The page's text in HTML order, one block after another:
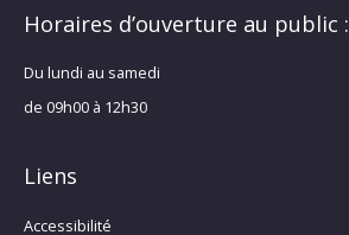
Horaires d’ouverture au public :
Du lundi au samedi
de 09h00 à 12h30
Liens
Accessibilité